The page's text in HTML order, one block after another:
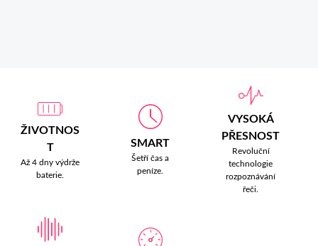
ŽIVOTNOS
T
Až 4 dny výdrže
baterie.
SMART
Šetří čas a
peníze.
VYSOKÁ
PŘESNOST
Revoluční
technologie
rozpoznávání
řeči.